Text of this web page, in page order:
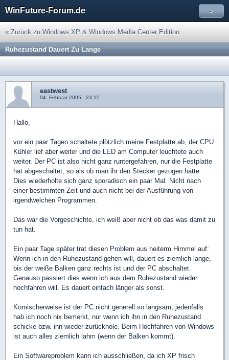
WinFuture-Forum.de »
« Zurück zu Windows XP & Windows Media Center Edition
Ruhezustand Dauert Zu Lange
eastwest
04. Februar 2005 - 23:15
Hallo,
vor ein paar Tagen schaltete plötzlich meine Festplatte ab, der CPU
Kühler lief aber weiter und die LED am Computer leuchtete auch
weiter. Der PC ist also nicht ganz runtergefahren, nur die Festplatte
hat abgeschaltet, so als ob man ihr den Stecker gezogen hätte.
Dies wiederholte sich ganz sporadisch ein paar Mal. Nicht nach
einer bestimmten Zeit und auch nicht bei der Ausführung von
irgendwelchen Programmen.
Das war die Vorgeschichte, ich weiß aber nicht ob das was damit zu
tun hat.
Ein paar Tage später trat diesen Problem aus heiterm Himmel auf:
Wenn ich in den Ruhezustand gehen will, dauert es ziemlich lange,
bis der weiße Balken ganz rechts ist und der PC abschaltet.
Genauso passiert dies wenn ich aus dem Ruhezustand wieder
hochfahren will. Es dauert einfach länger als sonst.
Komischerweise ist der PC nicht generell so langsam, jedenfalls
hab ich noch nix bemerkt, nur wenn ich ihn in den Ruhezustand
schicke bzw. ihn wieder zurückhole. Beim Hochfahren von Windows
ist auch alles ziemlich lahm (wenn der Balken kommt).
Ein Softwareproblem kann ich ausschließen, da ich XP frisch